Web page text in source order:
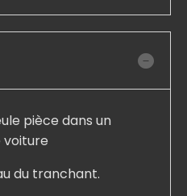
pièce dans un
voiture
du tranchant.